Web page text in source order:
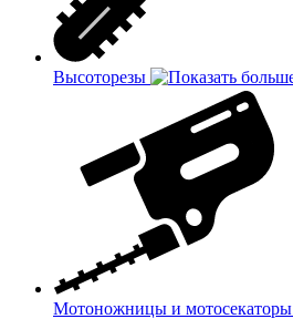
Высоторезы
Мотоножницы и мотосекаторы